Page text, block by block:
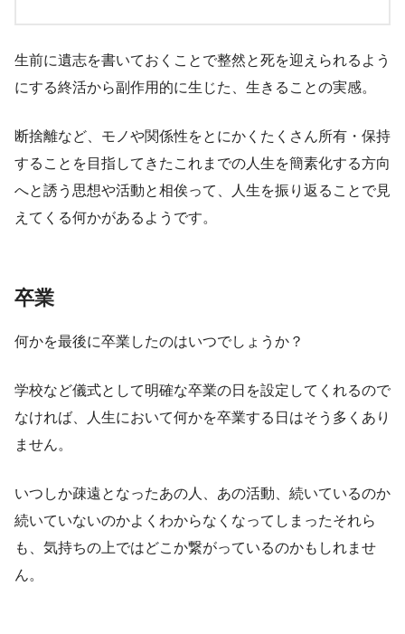
生前に遺志を書いておくことで整然と死を迎えられるよう
にする終活から副作用的に生じた、生きることの実感。
断捨離など、モノや関係性をとにかくたくさん所有・保持
することを目指してきたこれまでの人生を簡素化する方向
へと誘う思想や活動と相俟って、人生を振り返ることで見
えてくる何かがあるようです。
卒業
何かを最後に卒業したのはいつでしょうか？
学校など儀式として明確な卒業の日を設定してくれるので
なければ、人生において何かを卒業する日はそう多くあり
ません。
いつしか疎遠となったあの人、あの活動、続いているのか
続いていないのかよくわからなくなってしまったそれら
も、気持ちの上ではどこか繋がっているのかもしれませ
ん。